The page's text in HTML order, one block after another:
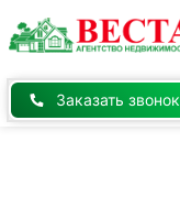
основному
Заказать звонок